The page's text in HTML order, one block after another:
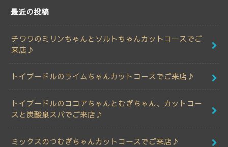
最近の投稿
チワワのミリンちゃんとソルトちゃんカットコースでご
来店♪
トイプードルのライムちゃんカットコースでご来店♪
トイプードルのココアちゃんとむぎちゃん、カットコー
スと炭酸泉スパでご来店♪
ミックスのつむぎちゃんカットコースでご来店♪